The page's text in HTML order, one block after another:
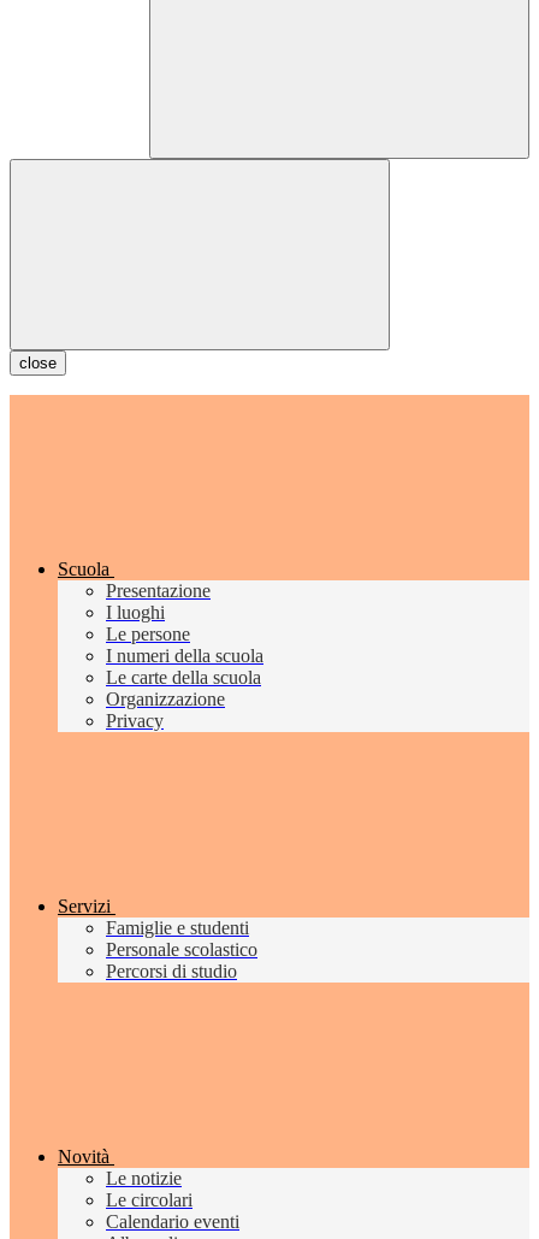
close
Scuola
Presentazione
I luoghi
Le persone
I numeri della scuola
Le carte della scuola
Organizzazione
Privacy
Servizi
Famiglie e studenti
Personale scolastico
Percorsi di studio
Novità
Le notizie
Le circolari
Calendario eventi